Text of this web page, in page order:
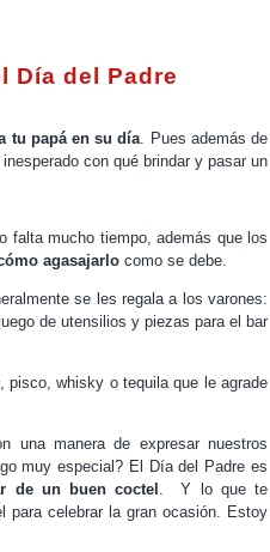
Día del Padre
tu papá en su día. Pues además de
con qué brindar y pasar un
falta mucho tiempo, además que los
agasajarlo como se debe.
se les regala a los varones:
de utensilios y piezas para el bar
pisco, whisky o tequila que le agrade
una manera de expresar nuestros
muy especial? El Día del Padre es
de un buen coctel . Y lo que te
para celebrar la gran ocasión. Estoy